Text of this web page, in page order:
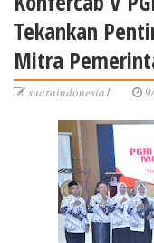
Pemerintah
Tekankan
Mitra
suaraindonesia1